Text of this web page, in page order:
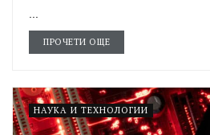
ПРОЧЕТИ ОЩЕ
НАУКА И ТЕХНОЛОГИИ